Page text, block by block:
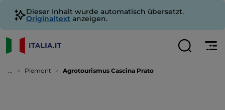
Dieser Inhalt wurde automatisch übersetzt.
Originaltext anzeigen.
... Piemont Agrotourismus Cascina Prato